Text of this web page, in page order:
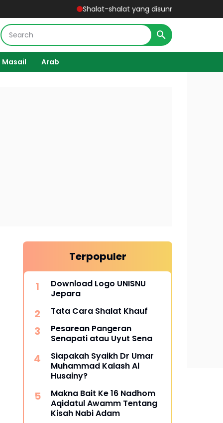
Shalat-shalat yang disunnahkan - Kitab Matan
Masail Arab
Terpopuler
Download Logo UNISNU
Jepara
Tata Cara Shalat Khauf
Pesarean Pangeran
Senapati atau Uyut Sena
Siapakah Syaikh Dr Umar
Muhammad Kalash Al
Husainy?
Makna Bait Ke 16 Nadhom
Aqidatul Awamm Tentang
Kisah Nabi Adam